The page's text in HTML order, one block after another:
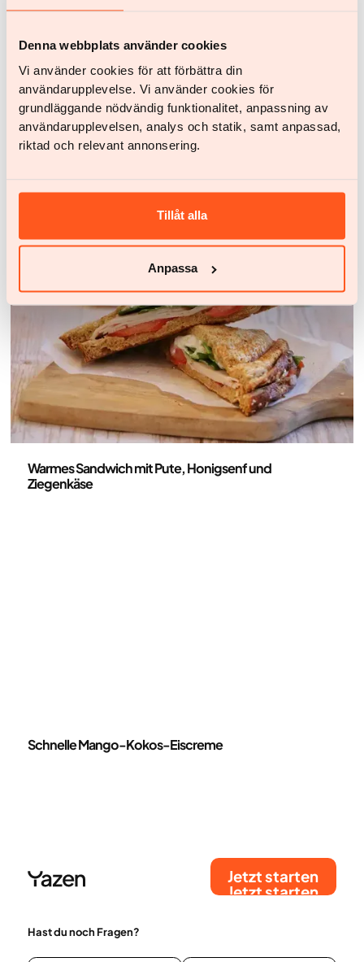
Denna webbplats använder cookies
Vi använder cookies för att förbättra din
användarupplevelse. Vi använder cookies för
grundläggande nödvändig funktionalitet, anpassning av
användarupplevelsen, analys och statik, samt anpassad,
riktad och relevant annonsering.
Tillåt alla
Anpassa
Rezepte
Hähnchen mit Halloumi-Panade mit Süßkartoffeln,
Gemüse und Dip-Sauce
Warmes Sandwich mit Pute, Honigsenf und
Ziegenkäse
Schnelle Mango-Kokos-Eiscreme
Jetzt starten
Jetzt starten
Hast du noch Fragen?